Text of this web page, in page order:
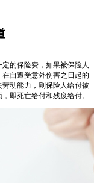
定的保险费，如果被保险人
自遭受意外伤害之日起的
动能力，则保险人给付被
即死亡给付和残废给付。